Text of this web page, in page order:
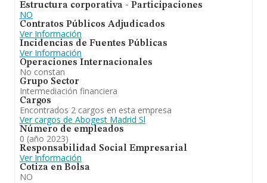
Estructura corporativa - Participaciones
NO
Contratos Públicos Adjudicados
Ver Información
Incidencias de Fuentes Públicas
Ver Información
Operaciones Internacionales
No constan
Grupo Sector
Intermediación financiera
Cargos
Encontrados 2 cargos en esta empresa
Ver cargos de Abogest Madrid Sl
Número de empleados
0 (año 2023)
Responsabilidad Social Empresarial
Ver Información
Cotiza en Bolsa
NO